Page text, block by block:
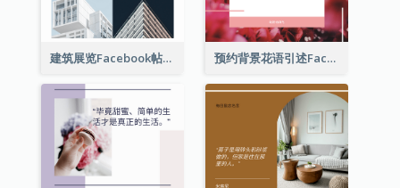
建筑展览Facebook帖子 预约背景花语引述Facebook帖子